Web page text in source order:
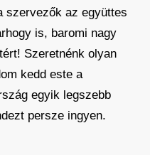
szervezők az együttes
is, baromi nagy
Szeretnénk olyan
kedd este a
egyik legszebb
persze ingyen.